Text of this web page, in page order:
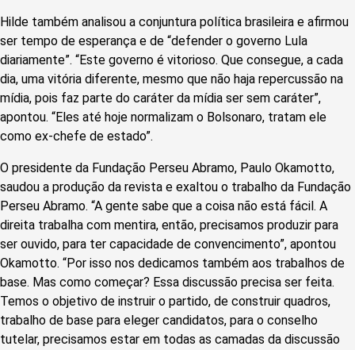
Hilde também analisou a conjuntura política brasileira e afirmou
ser tempo de esperança e de “defender o governo Lula
diariamente”. “Este governo é vitorioso. Que consegue, a cada
dia, uma vitória diferente, mesmo que não haja repercussão na
mídia, pois faz parte do caráter da mídia ser sem caráter”,
apontou. “Eles até hoje normalizam o Bolsonaro, tratam ele
como ex-chefe de estado”.
O presidente da Fundação Perseu Abramo, Paulo Okamotto,
saudou a produção da revista e exaltou o trabalho da Fundação
Perseu Abramo. “A gente sabe que a coisa não está fácil. A
direita trabalha com mentira, então, precisamos produzir para
ser ouvido, para ter capacidade de convencimento”, apontou
Okamotto. “Por isso nos dedicamos também aos trabalhos de
base. Mas como começar? Essa discussão precisa ser feita.
Temos o objetivo de instruir o partido, de construir quadros,
trabalho de base para eleger candidatos, para o conselho
tutelar, precisamos estar em todas as camadas da discussão